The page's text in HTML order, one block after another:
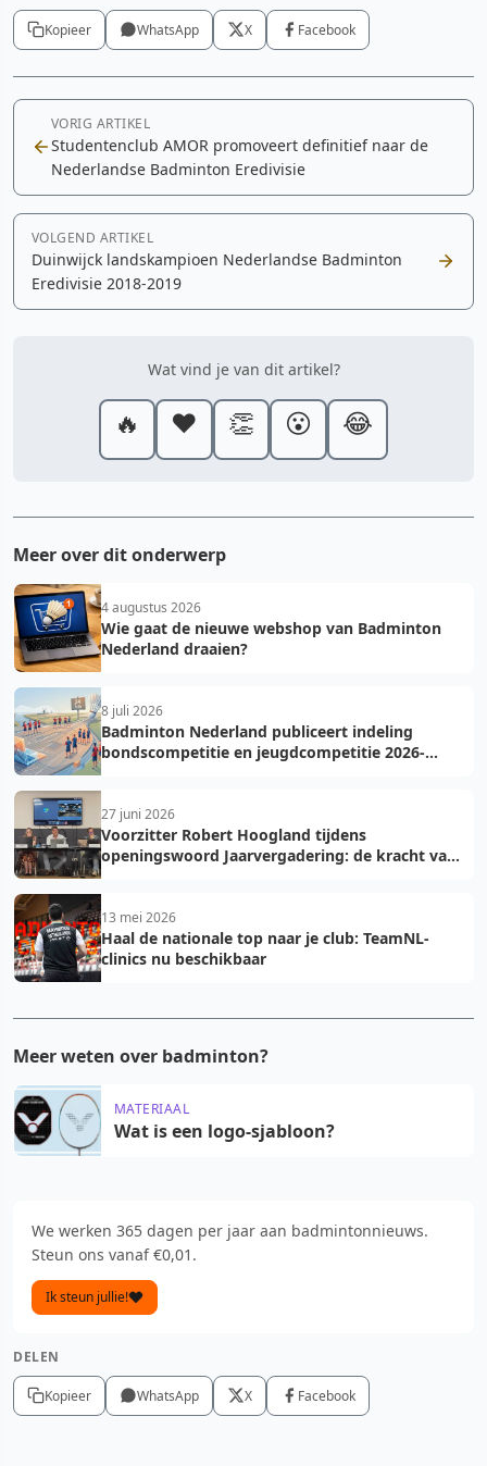
Kopieer WhatsApp X Facebook
VORIG ARTIKEL
Studentenclub AMOR promoveert definitief naar de
Nederlandse Badminton Eredivisie
VOLGEND ARTIKEL
Duinwijck landskampioen Nederlandse Badminton
Eredivisie 2018-2019
Wat vind je van dit artikel?
🔥 ❤️ 👏 😮 😂
Meer over dit onderwerp
4 augustus 2026
Wie gaat de nieuwe webshop van Badminton
Nederland draaien?
8 juli 2026
Badminton Nederland publiceert indeling
bondscompetitie en jeugdcompetitie 2026-
27 juni 2026
Voorzitter Robert Hoogland tijdens
openingswoord Jaarvergadering: de kracht van
13 mei 2026
Haal de nationale top naar je club: TeamNL-
clinics nu beschikbaar
Meer weten over badminton?
MATERIAAL
Wat is een logo-sjabloon?
We werken 365 dagen per jaar aan badmintonnieuws.
Steun ons vanaf €0,01.
Ik steun jullie!
DELEN
Kopieer WhatsApp X Facebook